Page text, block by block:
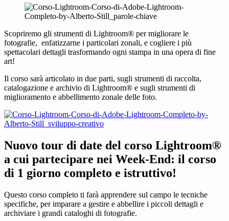
Scopriremo gli strumenti di Lightroom® per migliorare le
fotografie, enfatizzarne i particolari zonali, e cogliere i più
spettacolari dettagli trasformando ogni stampa in una opera di fine
art!
Il corso sarà articolato in due parti, sugli strumenti di raccolta,
catalogazione e archivio di Lightroom® e sugli strumenti di
miglioramento e abbellimento zonale delle foto.
Nuovo tour di date del corso Lightroom®
a cui partecipare nei Week-End: il corso
di 1 giorno completo e istruttivo!
Questo corso completo ti farà apprendere sul campo le tecniche
specifiche, per imparare a gestire e abbellire i piccoli dettagli e
archiviare i grandi cataloghi di fotografie.